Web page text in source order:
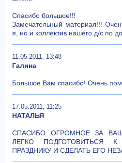
Спасибо большое!!!
Замечательный материал!!!
я, но и коллектив нашего д/с по
11.05.2011, 13:48
Галина
Большое Вам спасибо! Очень
17.05.2011, 11:25
НАТАЛЬЯ
СПАСИБО ОГРОМНОЕ ЗА
ЛЕГКО ПОДГОТОВИТЬСЯ
ПРАЗДНИКУ И СДЕЛАТЬ ЕГО